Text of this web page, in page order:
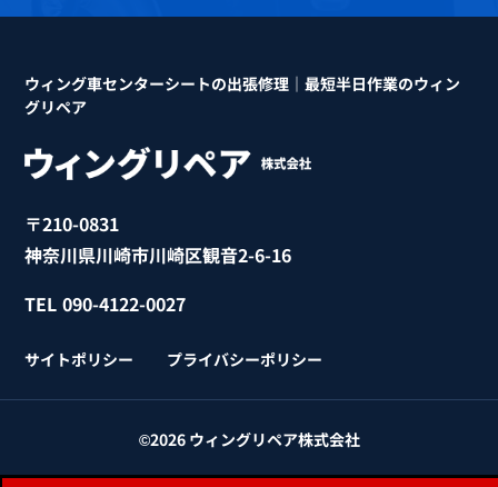
ウィング車センターシートの出張修理｜最短半日作業のウィン
グリペア
〒210-0831
神奈川県川崎市川崎区観音2-6-16
TEL 090-4122-0027
サイトポリシー プライバシーポリシー
©2026 ウィングリペア株式会社